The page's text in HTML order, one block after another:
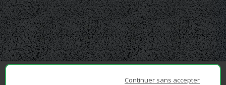
Continuer sans accepter